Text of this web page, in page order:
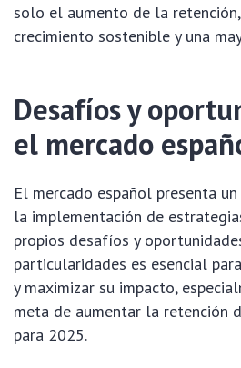
solo el aumento de la
crecimiento sostenible y una
Desafíos y
el mercado
El mercado español presenta
la implementación de
propios desafíos y
particularidades es esencial
y maximizar su impacto,
meta de aumentar la retención
para 2025.